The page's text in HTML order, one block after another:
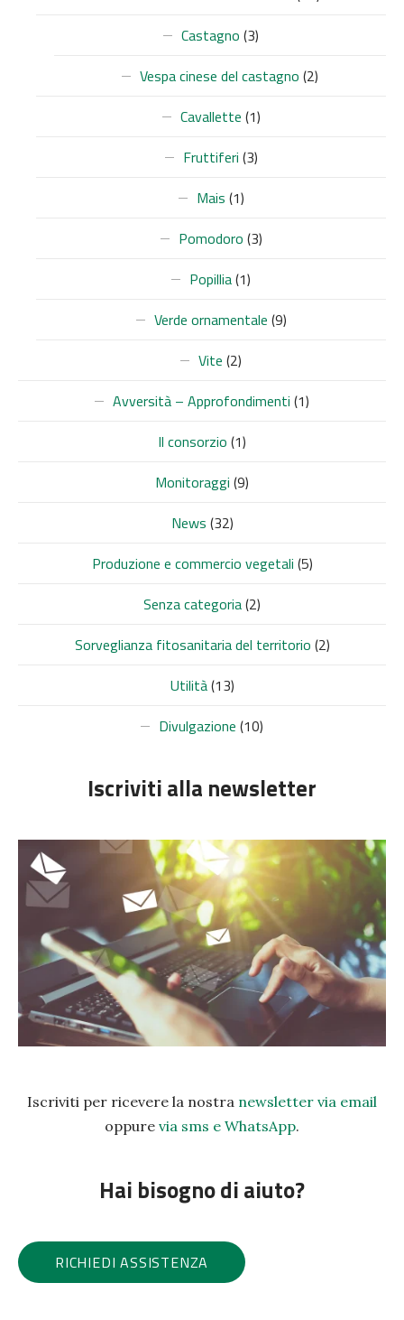
Castagno (3)
Vespa cinese del castagno (2)
Cavallette (1)
Fruttiferi (3)
Mais (1)
Pomodoro (3)
Popillia(1)
Verde ornamentale (9)
Vite (2)
Avversità – Approfondimenti (1)
Il consorzio (1)
Monitoraggi (9)
News (32)
Produzione e commercio vegetali (5)
Senza categoria(2)
Sorveglianza fitosanitaria del territorio (2)
Utilità(13)
Divulgazione (10)
Iscriviti alla newsletter
Iscriviti per ricevere la nostra newsletter via email
oppure via sms e WhatsApp.
Hai bisogno di aiuto?
RICHIEDI ASSISTENZA